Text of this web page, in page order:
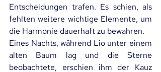
Entscheidungen trafen. Es schien, als
fehlten weitere wichtige Elemente, um
die Harmonie dauerhaft zu bewahren.
Eines Nachts, während Lio unter einem
alten Baum lag und die Sterne
beobachtete, erschien ihm der Kauz